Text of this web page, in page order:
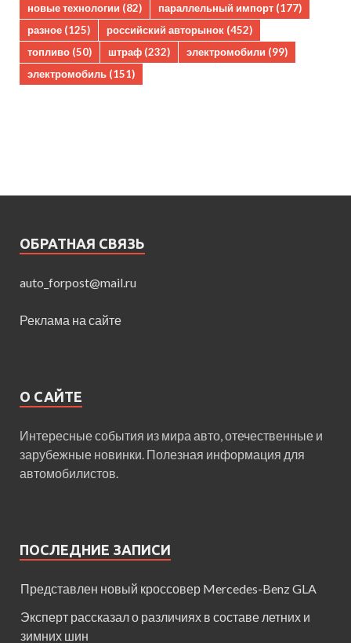
новые технологии (82) параллельный импорт (177)
разное (125) российский авторынок (452)
топливо (50) штраф (232) электромобили (99)
электромобиль (151)
ОБРАТНАЯ СВЯЗЬ
auto_forpost@mail.ru
Реклама на сайте
О САЙТЕ
Интересные события из мира авто, отечественные и
зарубежные новинки. Полезная информация для
автомобилистов.
ПОСЛЕДНИЕ ЗАПИСИ
Представлен новый кроссовер Mercedes-Benz GLA
Эксперт рассказал о различиях в составе летних и
зимних шин